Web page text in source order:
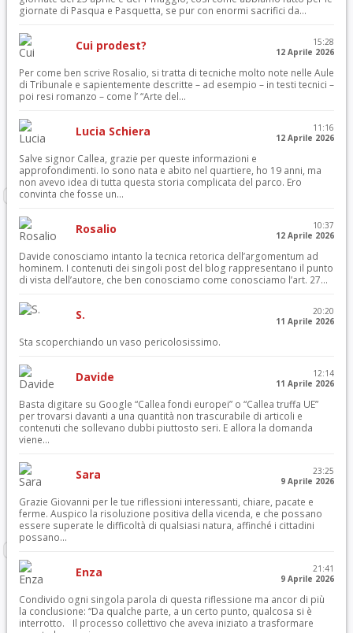
giornate di Pasqua e Pasquetta, se pur con enormi sacrifici da...
Cui prodest?
15:28
12 Aprile 2026
Per come ben scrive Rosalio, si tratta di tecniche molto note nelle Aule
di Tribunale e sapientemente descritte – ad esempio – in testi tecnici –
poi resi romanzo – come l’ “Arte del...
Lucia Schiera
11:16
12 Aprile 2026
Salve signor Callea, grazie per queste informazioni e
approfondimenti. Io sono nata e abito nel quartiere, ho 19 anni, ma
non avevo idea di tutta questa storia complicata del parco. Ero
convinta che fosse un...
Rosalio
10:37
12 Aprile 2026
Davide conosciamo intanto la tecnica retorica dell’argomentum ad
hominem. I contenuti dei singoli post del blog rappresentano il punto
di vista dell’autore, che ben conosciamo come conosciamo l’art. 27...
S.
20:20
11 Aprile 2026
Sta scoperchiando un vaso pericolosissimo.
Davide
12:14
11 Aprile 2026
Basta digitare su Google “Callea fondi europei” o “Callea truffa UE”
per trovarsi davanti a una quantità non trascurabile di articoli e
contenuti che sollevano dubbi piuttosto seri. E allora la domanda
viene...
Sara
23:25
9 Aprile 2026
Grazie Giovanni per le tue riflessioni interessanti, chiare, pacate e
ferme. Auspico la risoluzione positiva della vicenda, e che possano
essere superate le difficoltà di qualsiasi natura, affinché i cittadini
possano...
Enza
21:41
9 Aprile 2026
Condivido ogni singola parola di questa riflessione ma ancor di più
la conclusione: “Da qualche parte, a un certo punto, qualcosa si è
interrotto. Il processo collettivo che aveva iniziato a trasformare